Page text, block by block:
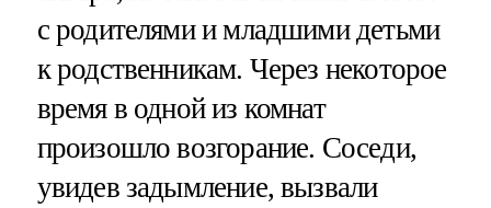
с родителями и младшими детьми
к родственникам. Через некоторое
время в одной из комнат
произошло возгорание. Соседи,
увидев задымление, вызвали